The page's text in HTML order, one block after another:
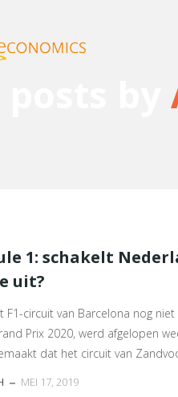
1: schakelt
uit?
F1-circuit van Barcelona nog niet
Prix 2020, werd afgelopen
dat het circuit van
MEI 17, 2019